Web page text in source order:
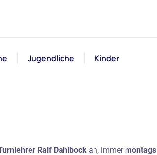
Jugendliche Kinder
Ralf Dahlbock an, immer